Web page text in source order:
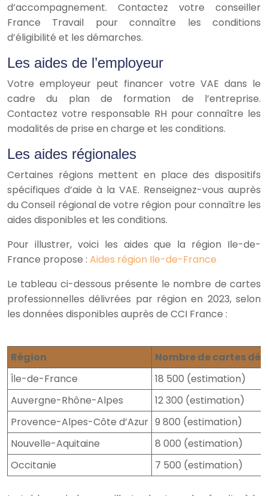
d’accompagnement. Contactez votre conseiller
France Travail pour connaître les conditions
d’éligibilité et les démarches.
Les aides de l’employeur
Votre employeur peut financer votre VAE dans le
cadre du plan de formation de l’entreprise.
Contactez votre responsable RH pour connaître les
modalités de prise en charge et les conditions.
Les aides régionales
Certaines régions mettent en place des dispositifs
spécifiques d’aide à la VAE. Renseignez-vous auprès
du Conseil régional de votre région pour connaître les
aides disponibles et les conditions.
Pour illustrer, voici les aides que la région Ile-de-
France propose : Aides région Ile-de-France
Le tableau ci-dessous présente le nombre de cartes
professionnelles délivrées par région en 2023, selon
les données disponibles auprès de CCI France :
Région
Nombre de cartes
Île-de-France
18 500 (estimation)
Auvergne-Rhône-Alpes
12 300 (estimation)
Provence-Alpes-Côte d’Azur 9 800 (estimation)
Nouvelle-Aquitaine
8 000 (estimation)
Occitanie
7 500 (estimation)